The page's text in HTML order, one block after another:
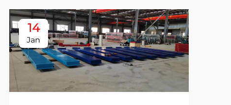
14
Jan